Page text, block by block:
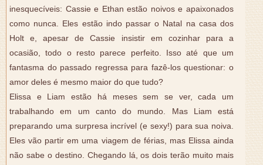
inesquecíveis: Cassie e Ethan estão noivos e apaixonados
como nunca. Eles estão indo passar o Natal na casa dos
Holt e, apesar de Cassie insistir em cozinhar para a
ocasião, todo o resto parece perfeito. Isso até que um
fantasma do passado regressa para fazê-los questionar: o
amor deles é mesmo maior do que tudo?
Elissa e Liam estão há meses sem se ver, cada um
trabalhando em um canto do mundo. Mas Liam está
preparando uma surpresa incrível (e sexy!) para sua noiva.
Eles vão partir em uma viagem de férias, mas Elissa ainda
não sabe o destino. Chegando lá, os dois terão muito mais